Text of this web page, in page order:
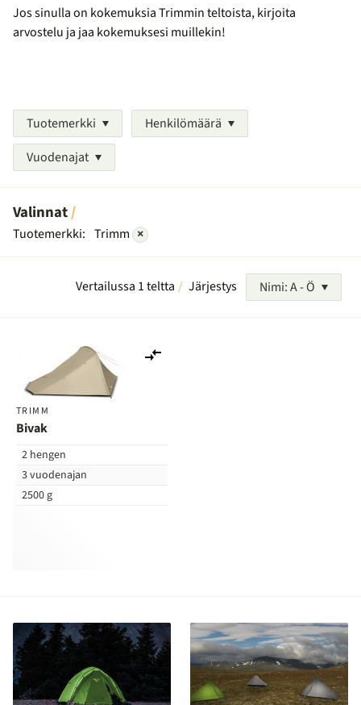
Jos sinulla on kokemuksia Trimmin teltoista, kirjoita
arvostelu ja jaa kokemuksesi muillekin!
Tuotemerkki
Henkilömäärä
Vuodenajat
Valinnat
Tuotemerkki: Trimm ×
Vertailussa 1 teltta Järjestys Nimi: A - Ö
TRIMM
Bivak
2 hengen
3 vuodenajan
2500 g